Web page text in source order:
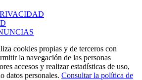
cookies propias y de terceros con
la navegación de las personas
accesos y realizar estadísticas de uso,
datos personales. Consultar la política de